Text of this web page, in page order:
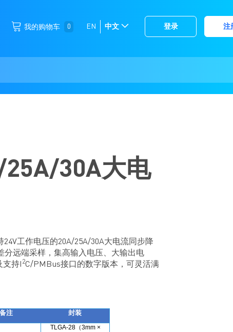
我的购物车 0 登录 注
跳
到
EN
选
中文
25A/30A大电
工作电压的20A/25A/30A大电流同步降
分远端采样，集高输入电压、大输出电
持I 2C/PMBus接口的数字版本，可灵活满
备注 封装
TLGA-28（3mm ×